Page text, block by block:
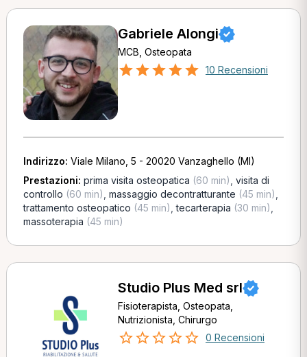
Gabriele Alongi
MCB, Osteopata
10 Recensioni
Indirizzo: Viale Milano, 5 - 20020 Vanzaghello (MI)
Prestazioni: prima visita osteopatica (60 min) visita di
controllo (60 min) massaggio decontratturante (45 min)
trattamento osteopatico (45 min) ,tecarterapia (30 min)
massoterapia (45 min)
Studio Plus Med srl
Fisioterapista, Osteopata,
Nutrizionista, Chirurgo
0 Recensioni